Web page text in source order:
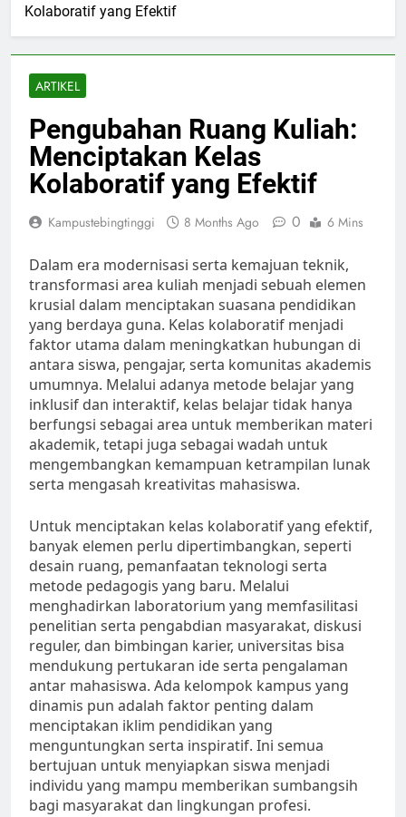
Kolaboratif yang Efektif
ARTIKEL
Pengubahan Ruang Kuliah:
Menciptakan Kelas
Kolaboratif yang Efektif
Kampustebingtinggi 8 Months Ago 0 6 Mins
Dalam era modernisasi serta kemajuan teknik,
transformasi area kuliah menjadi sebuah elemen
krusial dalam menciptakan suasana pendidikan
yang berdaya guna. Kelas kolaboratif menjadi
faktor utama dalam meningkatkan hubungan di
antara siswa, pengajar, serta komunitas akademis
umumnya. Melalui adanya metode belajar yang
inklusif dan interaktif, kelas belajar tidak hanya
berfungsi sebagai area untuk memberikan materi
akademik, tetapi juga sebagai wadah untuk
mengembangkan kemampuan ketrampilan lunak
serta mengasah kreativitas mahasiswa.
Untuk menciptakan kelas kolaboratif yang efektif,
banyak elemen perlu dipertimbangkan, seperti
desain ruang, pemanfaatan teknologi serta
metode pedagogis yang baru. Melalui
menghadirkan laboratorium yang memfasilitasi
penelitian serta pengabdian masyarakat, diskusi
reguler, dan bimbingan karier, universitas bisa
mendukung pertukaran ide serta pengalaman
antar mahasiswa. Ada kelompok kampus yang
dinamis pun adalah faktor penting dalam
menciptakan iklim pendidikan yang
menguntungkan serta inspiratif. Ini semua
bertujuan untuk menyiapkan siswa menjadi
individu yang mampu memberikan sumbangsih
bagi masyarakat dan lingkungan profesi.